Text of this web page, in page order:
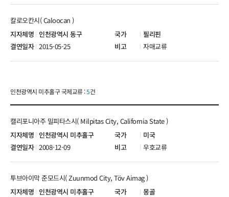
인천광역시 동구 필리핀
칼로오칸시( Caloocan )
2015-05-25 자매교류
인천광역시 미추홀구 국제교류 :5건
인천광역시 미추홀구 미국
캘리포니아주 밀피타스시( Milpitas City, California State )
2008-12-09 우호교류
인천광역시 미추홀구 몽골
투브아이막 준모드시( Zuunmod City, Töv Aimag )